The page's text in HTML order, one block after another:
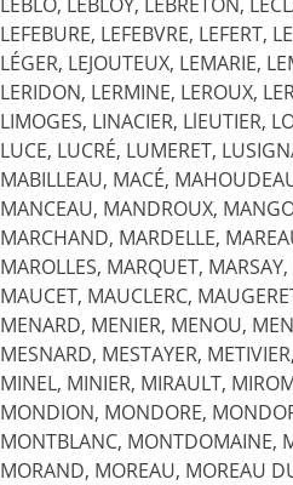
LEFEBURE, LEFEBVRE, LEFERT,
LÉGER, LEJOUTEUX, LEMARIE,
LERIDON, LERMINE, LEROUX,
LIMOGES, LINACIER, LlEUTIER,
LUCE, LUCRÉ, LUMERET,
MABILLEAU, MACÉ,
MANCEAU, MANDROUX,
MARCHAND, MARDELLE,
MAROLLES, MARQUET,
MAUCET, MAUCLERC,
MENARD, MENIER, MENOU,
MESNARD, MESTAYER,
MINEL, MINIER, MIRAULT,
MONDION, MONDORE,
MONTBLANC, MONTDOMAINE,
MORAND, MOREAU, MOREAU